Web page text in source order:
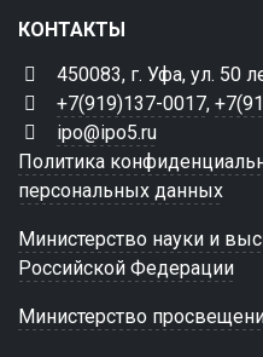
КОНТАКТЫ
450083, г. Уфа, ул. 50
+7(919)137-0017,
ipo@ipo5.ru
Политика
персональных данных
Министерство науки и
Российской Федерации
Министерство